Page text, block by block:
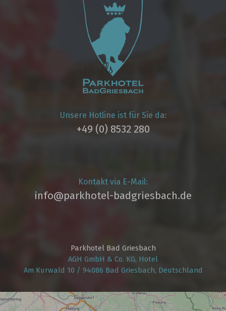
Unsere Hotline ist für Sie da:
+49 (0) 8532 280
Kontakt via E-Mail:
info@parkhotel­-badgriesbach.de
Parkhotel Bad Griesbach
AGH GmbH & Co. KG, Hotel
Am Kurwald 10 / 94086 Bad Griesbach, Deutschland